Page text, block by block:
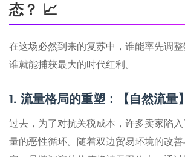
态？ 📈
在这场必然到来的复苏中，谁能率先调整
谁就能捕获最大的时代红利。
1. 流量格局的重塑：【自然流量
过去，为了对抗关税成本，许多卖家陷
量的恶性循环。随着双边贸易环境的改